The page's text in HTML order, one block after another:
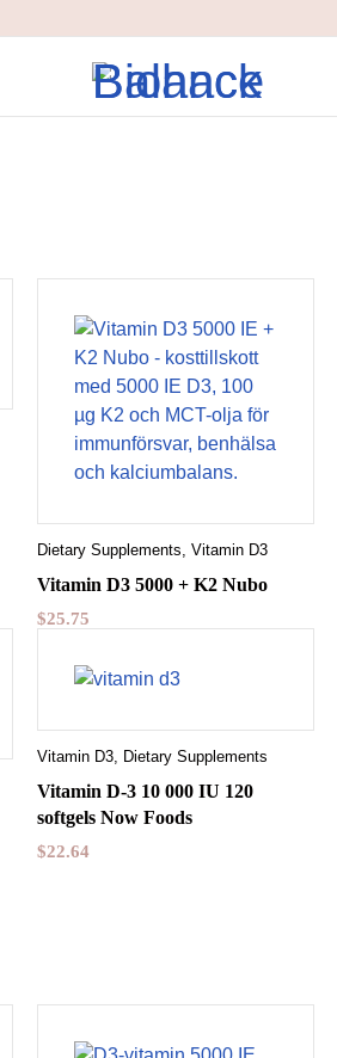
Dietary Supplements, Vitamin D3
Vitamin D3 5000 + K2 Nubo
$25.75
Vitamin D3, Dietary Supplements
Vitamin D-3 10 000 IU 120
softgels Now Foods
$22.64